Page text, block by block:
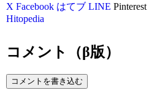
X Facebook はてブ LINE Pinterest
Hitopedia
コメント（β版）
コメントを書き込む